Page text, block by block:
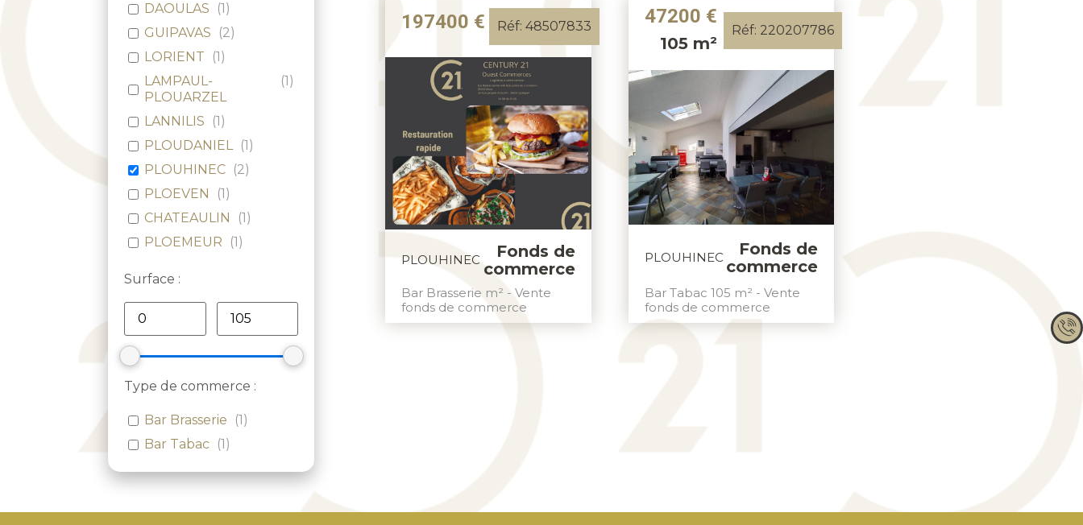
DAOULAS (1 )
GUIPAVAS
(2)
LORIENT
(1 )
LAMPAUL-
PLOUARZEL
(1 )
LANNILIS (1 )
PLOUDANIEL (1 )
PLOUHINEC (2)
PLOEVEN
(1 )
CHATEAULIN
(1 )
PLOEMEUR
(1 )
Surface :
Type de commerce :
Bar Brasserie (1 )
Bar Tabac (1 )
197400 € Réf: 48507833
PLOUHINEC
Fonds de
commerce
Bar Brasserie m² - Vente
fonds de commerce
47200 €
105 m²
Réf: 220207786
PLOUHINEC
Fonds de
commerce
Bar Tabac 105 m² - Vente
fonds de commerce